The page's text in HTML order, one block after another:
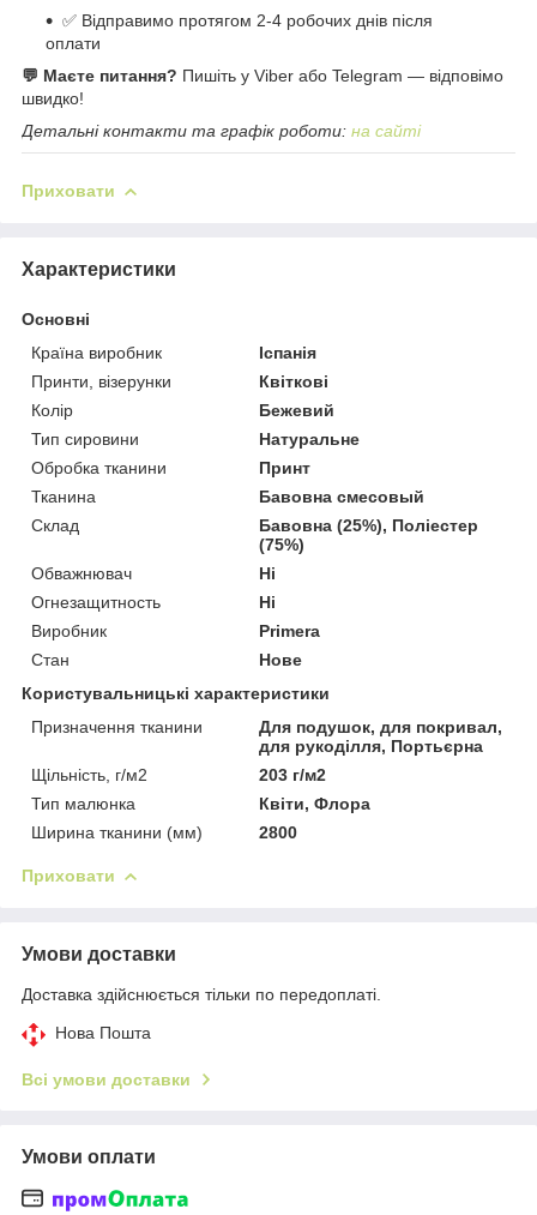
✅ Відправимо протягом 2-4 робочих днів після
оплати
💬 Маєте питання? Пишіть у Viber або Telegram — відповімо
швидко!
Детальні контакти та графік роботи: на сайті
Приховати
Характеристики
Основні
Країна виробник
Іспанія
Принти, візерунки
Квіткові
Колір
Бежевий
Тип сировини
Натуральне
Обробка тканини
Принт
Тканина
Бавовна смесовый
Склад
Бавовна (25%), Поліестер
(75%)
Обважнювач
Ні
Огнезащитность
Ні
Виробник
Primera
Стан
Нове
Користувальницькі характеристики
Призначення тканини
Для подушок, для покривал,
для рукоділля, Портьєрна
Щільність, г/м2
203 г/м2
Тип малюнка
Квіти, Флора
Ширина тканини (мм)
2800
Приховати
Умови доставки
Доставка здійснюється тільки по передоплаті.
Нова Пошта
Всі умови доставки
Умови оплати